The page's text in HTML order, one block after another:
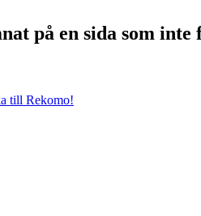
på en sida som inte
till Rekomo!